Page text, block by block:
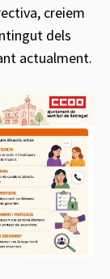
creiem
dels
actualment.